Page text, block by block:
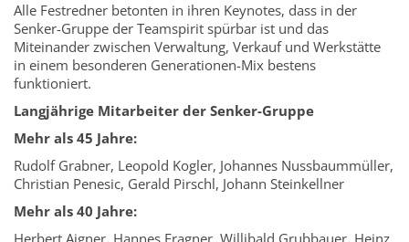
Alle Festredner betonten in ihren Keynotes, dass in der
Senker-Gruppe der Teamspirit spürbar ist und das
Miteinander zwischen Verwaltung, Verkauf und Werkstätte
in einem besonderen Generationen-Mix bestens
funktioniert.
Langjährige Mitarbeiter der Senker-Gruppe
Mehr als 45 Jahre:
Rudolf Grabner, Leopold Kogler, Johannes Nussbaummüller,
Christian Penesic, Gerald Pirschl, Johann Steinkellner
Mehr als 40 Jahre:
Herbert Aigner, Hannes Fragner, Willibald Grubbauer, Heinz